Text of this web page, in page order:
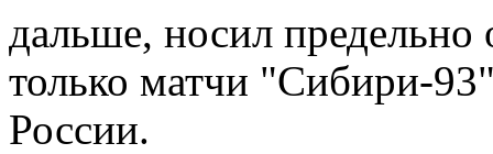
дальше, носил предельно
только матчи "Сибири-
России.